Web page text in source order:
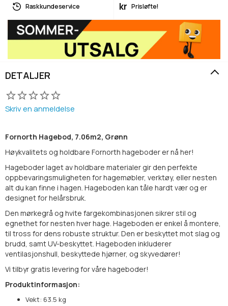
Rask kundeservice kr Prisløfte!
DETALJER
Skriv en anmeldelse
Fornorth Hagebod, 7.06m2, Grønn
Høykvalitets og holdbare Fornorth hageboder er nå her!
Hageboder laget av holdbare materialer gir den perfekte
oppbevaringsmuligheten for hagemøbler, verktøy, eller nesten
alt du kan finne i hagen. Hageboden kan tåle hardt vær og er
designet for helårsbruk.
Den mørkegrå og hvite fargekombinasjonen sikrer stil og
egnethet for nesten hver hage. Hageboden er enkel å montere,
til tross for dens robuste struktur. Den er beskyttet mot slag og
brudd, samt UV-beskyttet. Hageboden inkluderer
ventilasjonshull, beskyttede hjørner, og skyvedører!
Vi tilbyr gratis levering for våre hageboder!
Produktinformasjon:
Vekt: 63.5 kg